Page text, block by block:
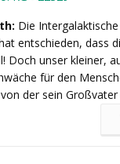
Die
entschieden, dass
Doch unser kleiner,
für den
der sein
für die Probleme der
von nur 90